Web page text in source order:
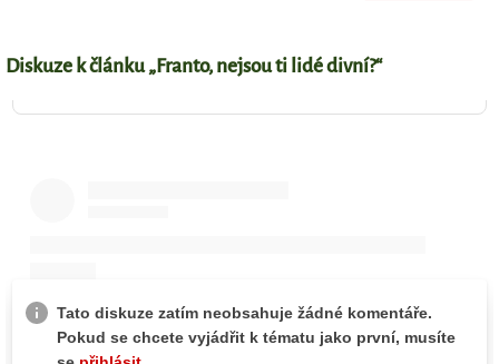
Diskuze k článku „Franto, nejsou ti lidé divní?“